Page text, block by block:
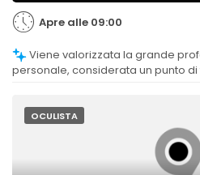
Apre alle 09:00
personale, considerata un punto di
OCULISTA